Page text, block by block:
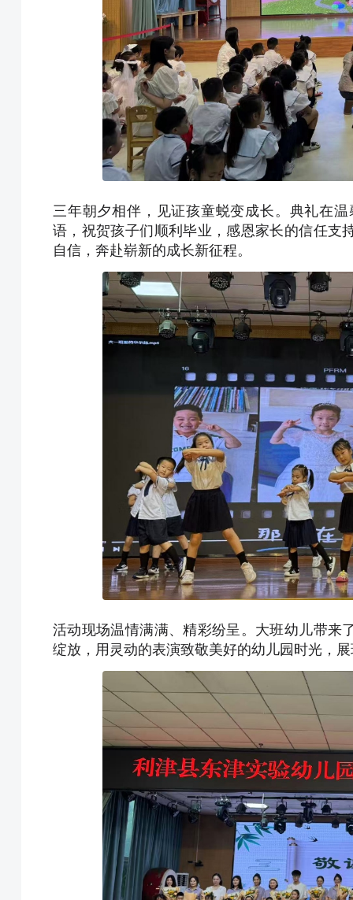
三年朝夕相伴，见证孩童蜕变成长。典礼在
语，祝贺孩子们顺利毕业，感恩家长的信任支
自信，奔赴崭新的成长新征程。
活动现场温情满满、精彩纷呈。大班幼儿带来
绽放，用灵动的表演致敬美好的幼儿园时光，